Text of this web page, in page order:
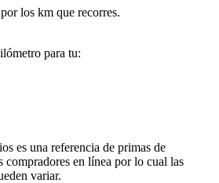
los km que recorres.
para tu:
es una referencia de primas de
compradores en línea por lo cual las
variar.